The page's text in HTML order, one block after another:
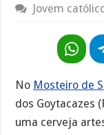
Jovem
No Mosteiro de
dos Goytacazes
uma cerveja